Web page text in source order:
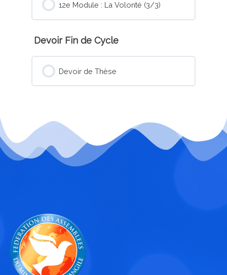
12e Module : La Volonté (3/3)
Devoir Fin de Cycle
Devoir de Thèse